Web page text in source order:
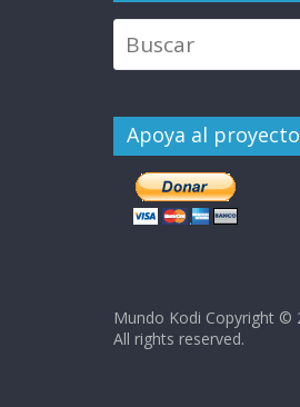
Apoya al proyecto
Mundo Kodi Copyright ©
All rights reserved.